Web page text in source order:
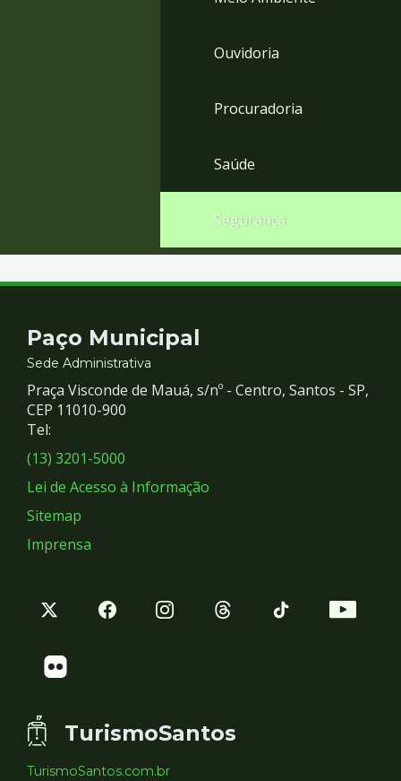
Ouvidoria
Procuradoria
Saúde
Segurança
Contato
e
Redes
Sociais
Paço Municipal
Sede Administrativa
Praça Visconde de Mauá, s/nº - Centro, Santos - SP,
CEP 11010-900
Tel:
(13) 3201-5000
Lei de Acesso à Informação
Sitemap
Imprensa
TurismoSantos
TurismoSantos.com.br